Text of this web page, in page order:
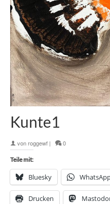
Kunte1
vonroggewf | 0
Teile mit:
Bluesky
Drucken